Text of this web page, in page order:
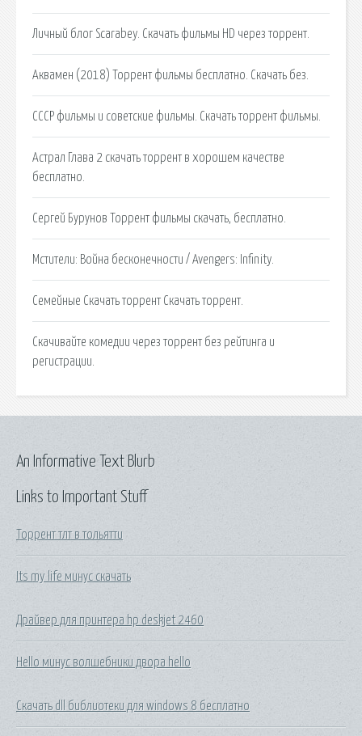
Личный блог Scarabey. Скачать фильмы HD через торрент.
Аквамен (2018) Торрент фильмы бесплатно. Скачать без.
СССР фильмы и советские фильмы. Скачать торрент фильмы.
Астрал Глава 2 скачать торрент в хорошем качестве
бесплатно.
Сергей Бурунов Торрент фильмы скачать, бесплатно.
Мстители: Война бесконечности / Avengers: Infinity.
Семейные Скачать торрент Скачать торрент.
Скачивайте комедии через торрент без рейтинга и
регистрации.
Links to Important Stuff
Торрент тлт в тольятти
Its my life минус скачать
Драйвер для принтера hp deskjet 2460
Hello минус волшебники двора hello
Скачать dll библиотеки для windows 8 бесплатно
An Informative Text Blurb